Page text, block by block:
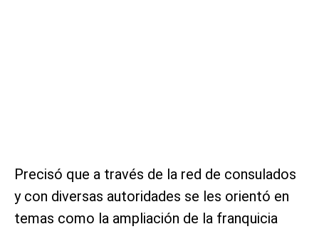
Precisó que a través de la red de consulados
y con diversas autoridades se les orientó en
temas como la ampliación de la franquicia